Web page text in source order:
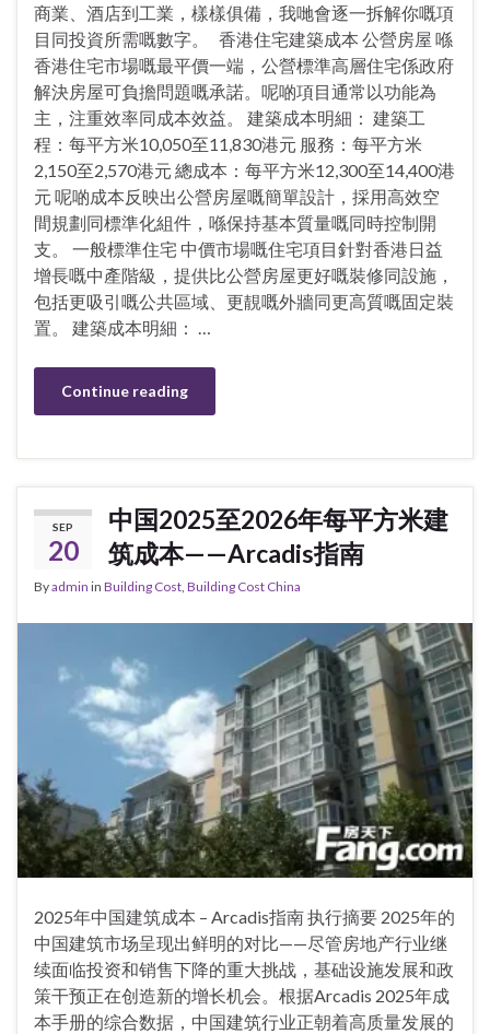
商業、酒店到工業，樣樣俱備，我哋會逐一拆解你嘅項
目同投資所需嘅數字。 香港住宅建築成本 公營房屋 喺
香港住宅市場嘅最平價一端，公營標準高層住宅係政府
解決房屋可負擔問題嘅承諾。呢啲項目通常以功能為
主，注重效率同成本效益。 建築成本明細： 建築工
程：每平方米10,050至11,830港元 服務：每平方米
2,150至2,570港元 總成本：每平方米12,300至14,400港
元 呢啲成本反映出公營房屋嘅簡單設計，採用高效空
間規劃同標準化組件，喺保持基本質量嘅同時控制開
支。 一般標準住宅 中價市場嘅住宅項目針對香港日益
增長嘅中產階級，提供比公營房屋更好嘅裝修同設施，
包括更吸引嘅公共區域、更靚嘅外牆同更高質嘅固定裝
置。 建築成本明細： …
Continue reading
SEP
20
中国2025至2026年每平方米建
筑成本——Arcadis指南
Byadmin in Building Cost Building Cost China
2025年中国建筑成本 – Arcadis指南 执行摘要 2025年的
中国建筑市场呈现出鲜明的对比——尽管房地产行业继
续面临投资和销售下降的重大挑战，基础设施发展和政
策干预正在创造新的增长机会。根据Arcadis 2025年成
本手册的综合数据，中国建筑行业正朝着高质量发展的